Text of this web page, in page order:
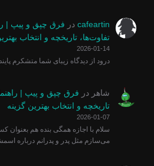
cafeartin در فرق چپق و پیپ |
تفاوت‌ها، تاریخچه و انتخاب
2026-01-14
درود از دیدگاه زیبای شما متشکرم
شاهر در فرق چپق و پیپ |
تاریخچه و انتخاب بهترین گزینه
2026-01-07
سلام با اجازه همگی بنده هم
می‌سازم مثل پدر و پدرانم درباره